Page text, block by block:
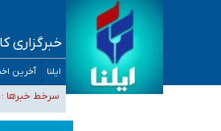
خبرگزاری
ایلنا آخرین
سرخط خبرها :
موضع وزارت بهداشت درباره
تعویق
آخرین وضعیت